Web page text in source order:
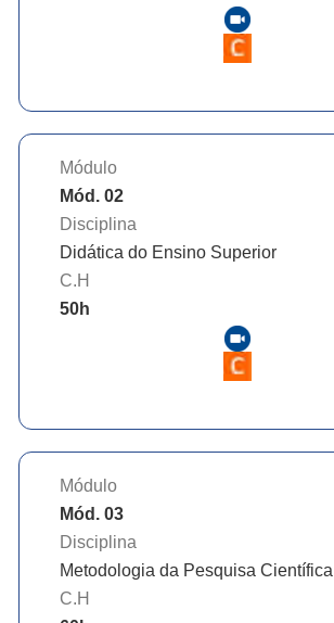
Módulo
Mód. 02
Disciplina
Didática do Ensino Superior
C.H
50h
Módulo
Mód. 03
Disciplina
Metodologia da Pesquisa Científica
C.H